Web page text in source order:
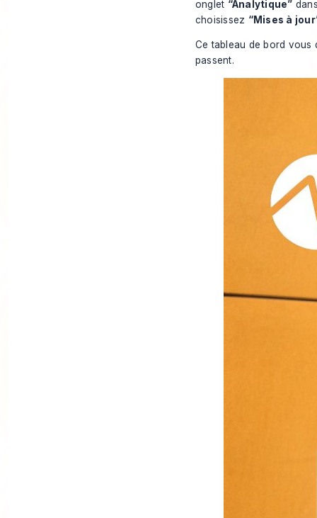
onglet “Analytique”
choisissez “Mises à
Ce tableau de bord vous
passent.